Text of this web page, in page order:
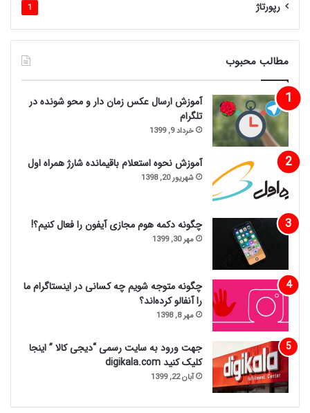
رپورتاژ 1
مطالب محبوب
آموزش ارسال عکس زمان دار و محو شونده در
تلگرام
خرداد 9, 1399
آموزش نحوه استعلام باقیمانده شارژ همراه اول
شهریور 20, 1398
چگونه دکمه هوم مجازی آیفون را فعال کنیم؟!
مهر 30, 1399
چگونه متوجه شویم چه کسانی در اینستاگرام ما
را آنفالو کرده‌اند؟
مهر 8, 1398
جهت ورود به سایت رسمی “دیجی کالا ” اینجا
کلیک کنید digikala.com
آبان 22, 1399